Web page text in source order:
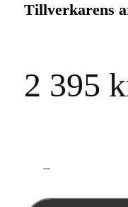
Tillverkarens
2 395